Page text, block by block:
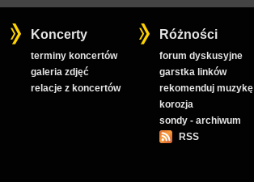
Koncerty
terminy koncertów
galeria zdjęć
relacje z koncertów
Różności
forum dyskusyjne
garstka linków
rekomenduj muzykę
korozja
sondy - archiwum
RSS